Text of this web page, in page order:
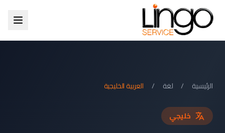
الرئيسية / لغة / العربية الخليجية
خليجي